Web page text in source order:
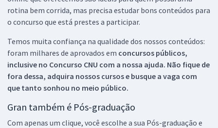
rotina bem corrida, mas precisa estudar bons conteúdos para
o concurso que está prestes a participar.
Temos muita confiança na qualidade dos nossos conteúdos:
foram milhares de aprovados em concursos públicos,
inclusive no Concurso CNU com a nossa ajuda. Não fique de
fora dessa, adquira nossos cursos e busque a vaga com
que tanto sonhou no meio público.
Gran também é Pós-graduação
Com apenas um clique, você escolhe a sua Pós-graduação e